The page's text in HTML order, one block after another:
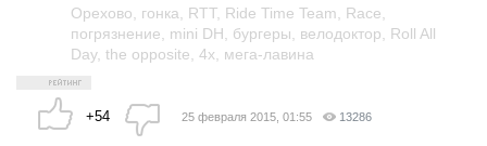
Орехово, гонка, RTT, Ride Time Team, Race,
погрязнение, mini DH, бургеры, велодоктор, Roll All
Day, the opposite, 4х, мега-лавина
+54 25 февраля 2015, 01:55 13286